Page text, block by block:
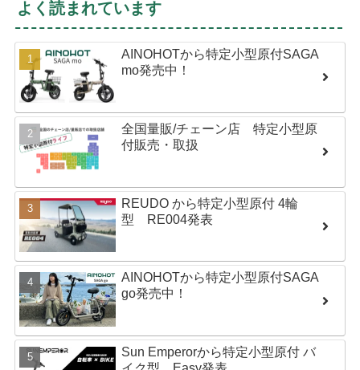
よく読まれています
AINOHOTから特定小型原付SAGA
mo発売中！
全国量販/チェーン店 特定小型原
付販売・取扱
REUDO から特定小型原付 4輪
型 RE004発表
AINOHOTから特定小型原付SAGA
go発売中！
Sun Emperorから特定小型原付 バ